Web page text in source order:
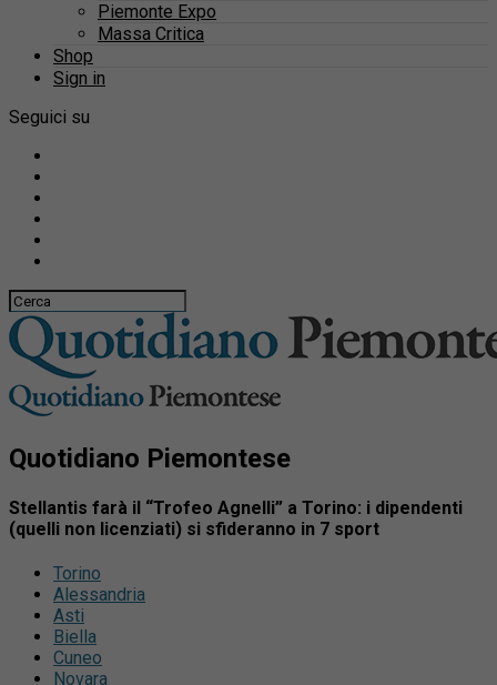
Piemonte Expo
Massa Critica
Shop
Sign in
Seguici su
Quotidiano Piemontese
Stellantis farà il “Trofeo Agnelli” a Torino: i dipendenti
(quelli non licenziati) si sfideranno in 7 sport
Torino
Alessandria
Asti
Biella
Cuneo
Novara